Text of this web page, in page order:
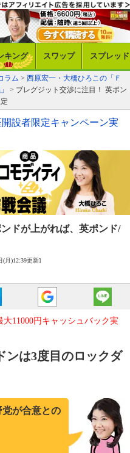
キング スワップ スプレッド
ラム > 西原宏一・大橋ひろこの「Ｆ
> ブレグジット交渉に注目！ 英ポン
設者限定キャンペーン実
ドが上がれば、英ポンド/
(月)12:39更新]
大11000円キャッシュバック実
ンは3度目のロックダ
が合意との